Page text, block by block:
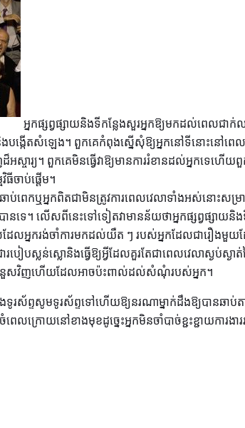
អ្នកផ្សព្វផ្សាយនិងទីកន្លែងសួរអ្នកឱ្យមកដល់ពេល
បង្កើតសំឡេង។ ពួកគេកំពុងស្នើសុំឱ្យអ្នកនៅទីនោះនៅពេលន
អស្ចារ្យ។ ពួកគេមិនធ្វើវាឱ្យមានការរំខានដល់អ្នកទេហើយ
ចាប់ផ្តើម។
ាប់ពេកឬអ្នកពិតជាមិនត្រូវការពេលវេលាទាំងអស់នោះសម្រ
ានទេ។ លើសពីនេះទៅទៀតវាមានន័យថាអ្នកផ្សព្វផ្សាយនិ
លអ្នករង់ចាំការមកដល់យឺត ៗ របស់អ្នកដែលជារឿងមួយ
របៀបស្លន់ស្លោនិងធ្វើឱ្យអ្វីដែលគួរតែជាពេលវេលាស្ងប់ស្ង
នួសវិញហើយដែលអាចប៉ះពាល់ដល់សំណុំរបស់អ្នក។
រស័ព្ទសូមទូរស័ព្ទទៅហើយឱ្យនរណាម្នាក់ដឹងឱ្យបានឆាប់តា
ក្រោយនៅខាងមុខដូច្នេះអ្នកមិនចាំបាច់ខ្ជះខ្ជាយការងា